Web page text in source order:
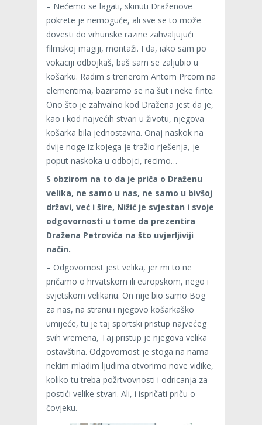
– Nećemo se lagati, skinuti Draženove
pokrete je nemoguće, ali sve se to može
dovesti do vrhunske razine zahvaljujući
filmskoj magiji, montaži. I da, iako sam po
vokaciji odbojkaš, baš sam se zaljubio u
košarku. Radim s trenerom Antom Prcom na
elementima, baziramo se na šut i neke finte.
Ono što je zahvalno kod Dražena jest da je,
kao i kod najvećih stvari u životu, njegova
košarka bila jednostavna. Onaj naskok na
dvije noge iz kojega je tražio rješenja, je
poput naskoka u odbojci, recimo…
S obzirom na to da je priča o Draženu
velika, ne samo u nas, ne samo u bivšoj
državi, već i šire, Nižić je svjestan i svoje
odgovornosti u tome da prezentira
Dražena Petrovića na što uvjerljiviji
način.
– Odgovornost jest velika, jer mi to ne
pričamo o hrvatskom ili europskom, nego i
svjetskom velikanu. On nije bio samo Bog
za nas, na stranu i njegovo košarkaško
umijeće, tu je taj sportski pristup najvećeg
svih vremena, Taj pristup je njegova velika
ostavština. Odgovornost je stoga na nama
nekim mladim ljudima otvorimo nove vidike,
koliko tu treba požrtvovnosti i odricanja za
postići velike stvari. Ali, i ispričati priču o
čovjeku.